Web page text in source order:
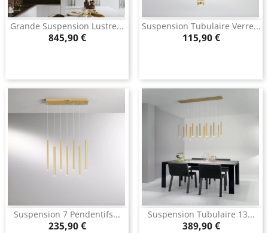
Grande Suspension Lustre...
Prix
845,90 €
Suspension Tubulaire Verre...
Prix
115,90 €
Suspension 7 Pendentifs...
Prix
235,90 €
Suspension Tubulaire 13...
Prix
389,90 €